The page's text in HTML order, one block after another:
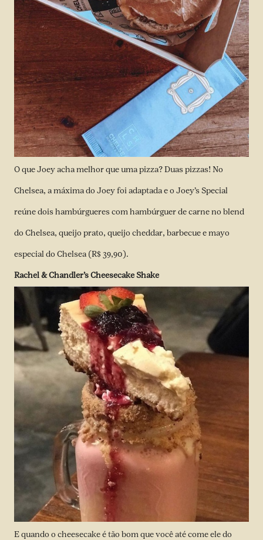
O que Joey acha melhor que uma pizza? Duas pizzas! No
Chelsea, a máxima do Joey foi adaptada e o Joey’s Special
reúne dois hambúrgueres com hambúrguer de carne no blend
do Chelsea, queijo prato, queijo cheddar, barbecue e mayo
especial do Chelsea (R$ 39,90).
Rachel & Chandler’s Cheesecake Shake
E quando o cheesecake é tão bom que você até come ele do